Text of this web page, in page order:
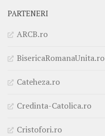
PARTENERI
ARCB.ro
BisericaRomanaUnita.ro
Cateheza.ro
Credinta-Catolica.ro
Cristofori.ro